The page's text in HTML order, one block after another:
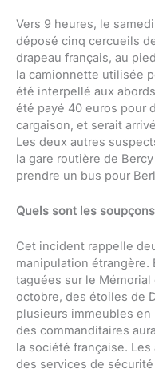
Vers 9 heures, le
déposé cinq cercueils
drapeau français, au
la camionnette utilisée
été interpellé aux
été payé 40 euros pour
cargaison, et serait
Les deux autres
la gare routière de
prendre un bus pour
Quels sont les
Cet incident rappelle
manipulation étrangère.
taguées sur le Mémorial
octobre, des étoiles de
plusieurs immeubles en
des commanditaires
la société française.
des services de